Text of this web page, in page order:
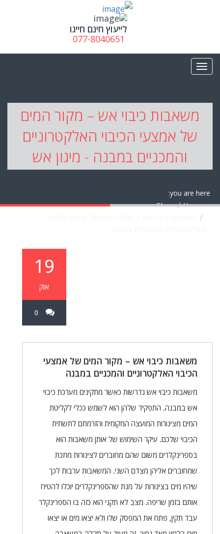
לייעוץ חינם חייגו
077-8040651
משאבות כיבוי אש – מקור המים
של אמצעי הכיבוי האלקטרוניים
והמכניים במבנה - מיגון אש
you are here:
Home
Blog
19
אוק
משאבות כיבוי אש – מקור המים של אמצעי
הכיבוי האלקטרוניים והמכניים במבנה
משאבות כיבוי אש נדרשות כאשר מתקינים מערכת כיבוי
אש במבנה. התפקיד שלהן הוא לשמש ככלי לקליטת
המים מצינורות המועצה המקומית והזרמתם לתשתית
הכיבוי שלכם. עיקר השימוש של אותן משאבות הוא
בספרינקלרים משום שהם מחוברים לצינורות מתכת
שמחוברים אליהן מצדם השני. המשאבות ערבות לכך
שיהיו מים בצינורות על מנת שהספרינקלרים יוכלו להטיח
אותם בזמן שריפה. מצב לא תקני הוא כזה בו הספרינקלר
עבד תקין, פתח את המפסק שלו ולא יצאו מים או יצאו